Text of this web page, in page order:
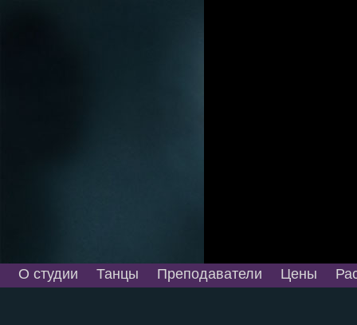
О студии Танцы Преподаватели Цены